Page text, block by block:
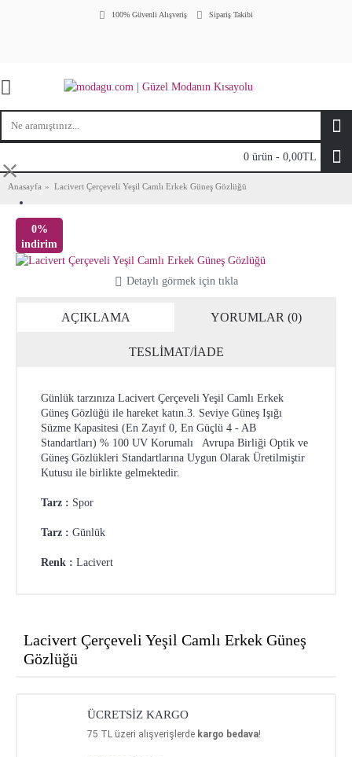
100% Güvenli Alışveriş Sipariş Takibi
⤬
0 ürün - 0,00TL
Anasayfa Lacivert Çerçeveli Yeşil Camlı Erkek Güneş Gözlüğü
0%
indirim
Detaylı görmek için tıkla
AÇIKLAMA YORUMLAR (0)
TESLİMAT/İADE
Günlük tarzınıza Lacivert Çerçeveli Yeşil Camlı Erkek
Güneş Gözlüğü ile hareket katın.3. Seviye Güneş Işığı
Süzme Kapasitesi (En Zayıf 0, En Güçlü 4 - AB
Standartları) % 100 UV Korumalı Avrupa Birliği Optik ve
Güneş Gözlükleri Standartlarına Uygun Olarak Üretilmiştir
Kutusu ile birlikte gelmektedir.
Tarz : Spor
Tarz : Günlük
Renk : Lacivert
Lacivert Çerçeveli Yeşil Camlı Erkek Güneş
Gözlüğü
ÜCRETSİZ KARGO
75 TL üzeri alışverişlerde kargo bedava!